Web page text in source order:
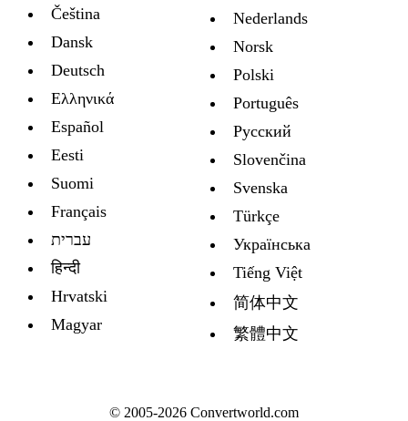
Čeština
Dansk
Deutsch
Ελληνικά
Español
Eesti
Suomi
Français
עברית
हिन्दी
Hrvatski
Magyar
Nederlands
Norsk
Polski
Português
Русский
Slovenčina
Svenska
Türkçe
Украïнська
Tiếng Việt
简体中文
繁體中文
© 2005-2026 Convertworld.com